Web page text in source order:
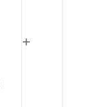
300g
+